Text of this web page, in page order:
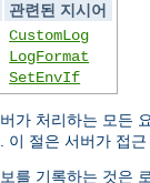
관련된 지시어
CustomLog
LogFormat
SetEnvIf
가 처리하는 모든
이 절은 서버가 접
를 기록하는 것은